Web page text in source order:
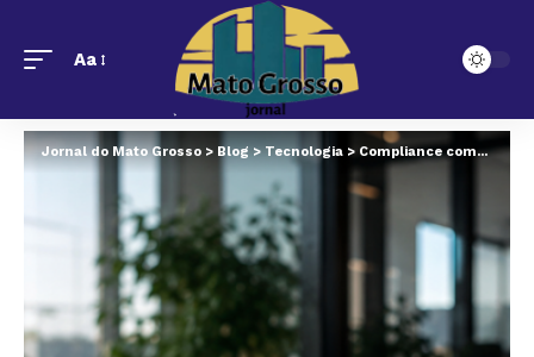
Aa
Jornal do Mato Grosso > Blog > Tecnologia > Compliance como vantagem competitiva: por que empresas de tecnologia em Mato Grosso estão mudando sua estratégia